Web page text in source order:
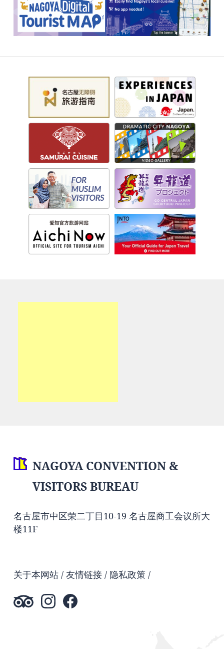
NAGOYA CONVENTION &
VISITORS BUREAU
名古屋市中区荣二丁目10-19 名古屋商工会议所大
楼11F
关于本网站 友情链接 隐私政策